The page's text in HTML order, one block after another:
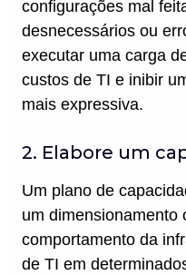
configurações mal
desnecessários ou
executar uma carga
custos de TI e inibir
mais expressiva.
2. Elabore um
Um plano de
um dimensionamento
comportamento da
de TI em